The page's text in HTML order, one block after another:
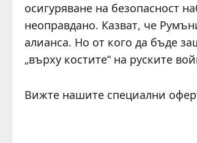
осигуряване на безопасност
неоправдано. Казват, че
алианса. Но от кого да бъде
„върху костите“ на руските
Вижте нашите специални